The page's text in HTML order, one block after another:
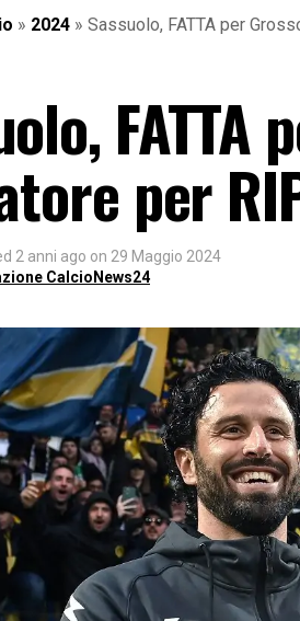
» 2024 » Sassuolo, FATTA per
FATTA
per
2 anni ago on 29 Maggio 2024
CalcioNews24